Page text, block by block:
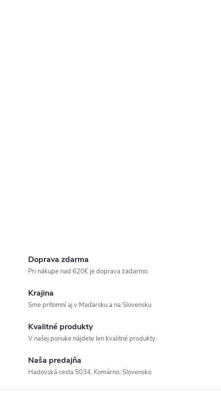
Doprava zdarma
Pri nákupe nad 620€ je doprava zadarmo.
Krajina
Sme prítomní aj v Maďarsku a na Slovensku
Kvalitné produkty
V našej ponuke nájdete len kvalitné produkty.
Naša predajňa
Hadovská cesta 5034, Komárno, Slovensko